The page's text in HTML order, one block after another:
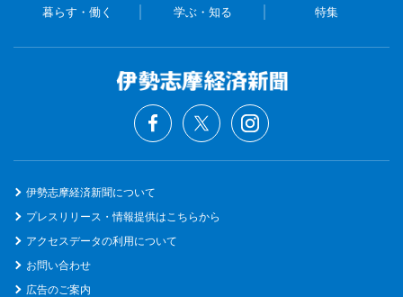
暮らす・働く 学ぶ・知る 特集
伊勢志摩経済新聞について
プレスリリース・情報提供はこちらから
アクセスデータの利用について
お問い合わせ
広告のご案内